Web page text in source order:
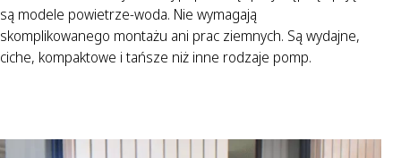
są modele powietrze-woda. Nie wymagają
skomplikowanego montażu ani prac ziemnych. Są wydajne,
ciche, kompaktowe i tańsze niż inne rodzaje pomp.